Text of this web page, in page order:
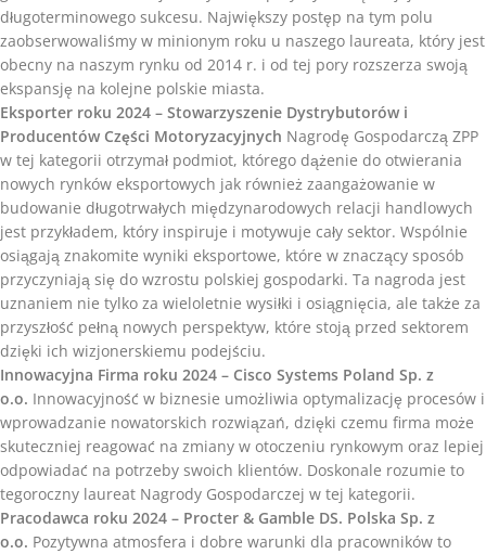
długoterminowego sukcesu. Największy postęp na tym polu
zaobserwowaliśmy w minionym roku u naszego laureata, który jest
obecny na naszym rynku od 2014 r. i od tej pory rozszerza swoją
ekspansję na kolejne polskie miasta.
Eksporter roku 2024 – Stowarzyszenie Dystrybutorów i
Producentów Części Motoryzacyjnych Nagrodę Gospodarczą ZPP
w tej kategorii otrzymał podmiot, którego dążenie do otwierania
nowych rynków eksportowych jak również zaangażowanie w
budowanie długotrwałych międzynarodowych relacji handlowych
jest przykładem, który inspiruje i motywuje cały sektor. Wspólnie
osiągają znakomite wyniki eksportowe, które w znaczący sposób
przyczyniają się do wzrostu polskiej gospodarki. Ta nagroda jest
uznaniem nie tylko za wieloletnie wysiłki i osiągnięcia, ale także za
przyszłość pełną nowych perspektyw, które stoją przed sektorem
dzięki ich wizjonerskiemu podejściu.
Innowacyjna Firma roku 2024 – Cisco Systems Poland Sp. z
o.o. Innowacyjność w biznesie umożliwia optymalizację procesów i
wprowadzanie nowatorskich rozwiązań, dzięki czemu firma może
skuteczniej reagować na zmiany w otoczeniu rynkowym oraz lepiej
odpowiadać na potrzeby swoich klientów. Doskonale rozumie to
tegoroczny laureat Nagrody Gospodarczej w tej kategorii.
Pracodawca roku 2024 – Procter & Gamble DS. Polska Sp. z
o.o. Pozytywna atmosfera i dobre warunki dla pracowników to